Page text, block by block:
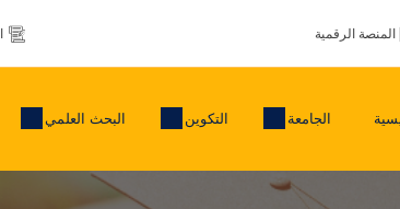
المنصة الرقمية
الجامعة التكوين البحث العلمي